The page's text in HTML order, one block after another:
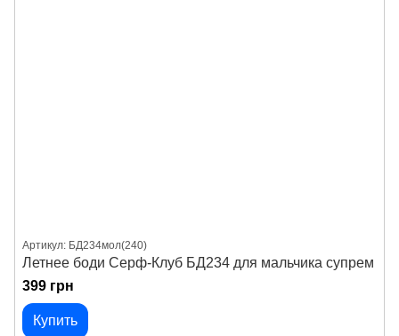
Артикул: БД234мол(240)
Летнее боди Серф-Клуб БД234 для мальчика супрем
399 грн
Купить